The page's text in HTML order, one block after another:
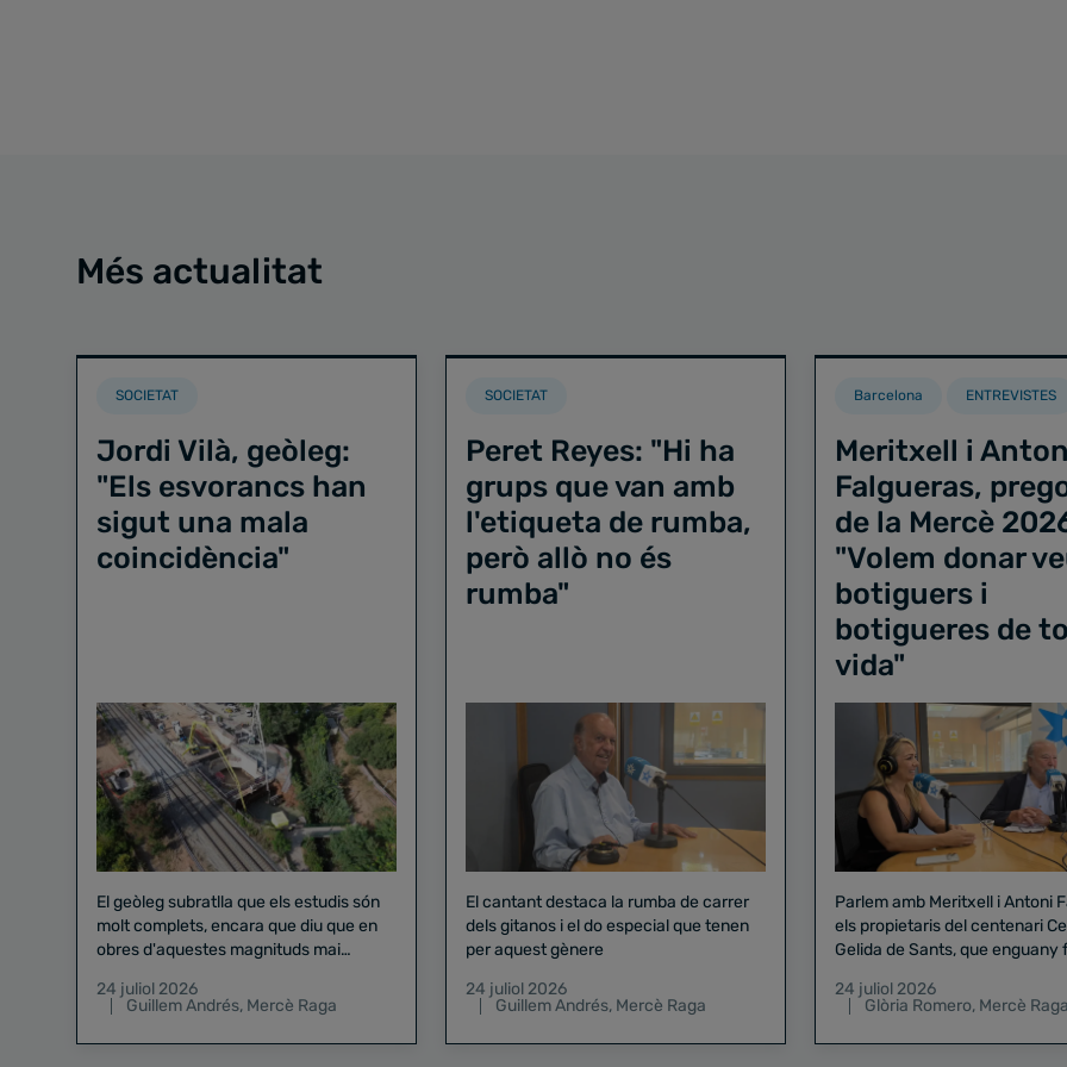
Més actualitat
SOCIETAT
Jordi Vilà, geòleg:
"Els esvorancs han
sigut una mala
coincidència"
El geòleg subratlla que els estudis són
molt complets, encara que diu que en
obres d'aquestes magnituds mai
24 juliol 2026
Guillem Andrés, Mercè Raga
SOCIETAT
Peret Reyes: "Hi ha
grups que van amb
l'etiqueta de rumba,
però allò no és
rumba"
El cantant destaca la rumba de carrer
dels gitanos i el do especial que tenen
per aquest gènere
24 juliol 2026
Guillem Andrés, Mercè Raga
Barcelona ENTREVISTES
Meritxell i
Falgueras,
de la Mercè
"Volem donar
botiguers i
botigueres de
vida"
Parlem amb Meritxell i Antoni
els propietaris del centenari Celler
Gelida de Sants, que enguany
24 juliol 2026
Glòria Romero, Mercè Raga